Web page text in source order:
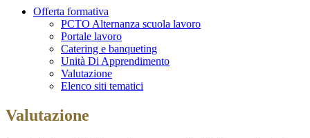
Offerta formativa
PCTO Alternanza scuola lavoro
Portale lavoro
Catering e banqueting
Unità Di Apprendimento
Valutazione
Elenco siti tematici
Valutazione